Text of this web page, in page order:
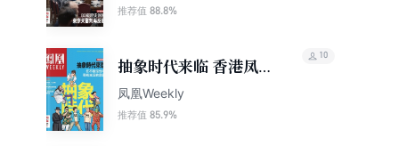
刊2026年第14期
推荐值 88.8%
抽象时代来临 香港凤凰
周刊2026年第8期
凤凰Weekly
推荐值 85.9%
10